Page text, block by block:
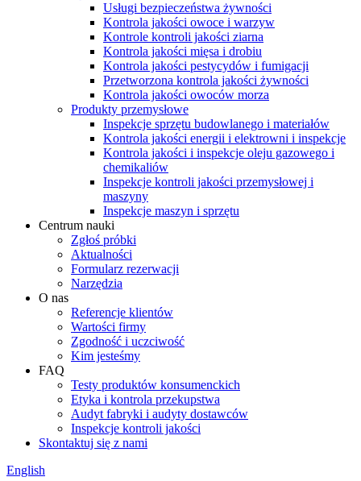
Usługi bezpieczeństwa żywności
Kontrola jakości owoce i warzyw
Kontrole kontroli jakości ziarna
Kontrola jakości mięsa i drobiu
Kontrola jakości pestycydów i fumigacji
Przetworzona kontrola jakości żywności
Kontrola jakości owoców morza
Produkty przemysłowe
Inspekcje sprzętu budowlanego i materiałów
Kontrola jakości energii i elektrowni i inspekcje
Kontrola jakości i inspekcje oleju gazowego i
chemikaliów
Inspekcje kontroli jakości przemysłowej i
maszyny
Inspekcje maszyn i sprzętu
Centrum nauki
Zgłoś próbki
Aktualności
Formularz rezerwacji
Narzędzia
O nas
Referencje klientów
Wartości firmy
Zgodność i uczciwość
Kim jesteśmy
FAQ
Testy produktów konsumenckich
Etyka i kontrola przekupstwa
Audyt fabryki i audyty dostawców
Inspekcje kontroli jakości
Skontaktuj się z nami
English